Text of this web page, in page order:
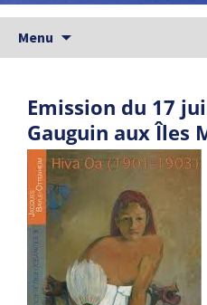
Menu
Emission du 17
Gauguin aux Îles